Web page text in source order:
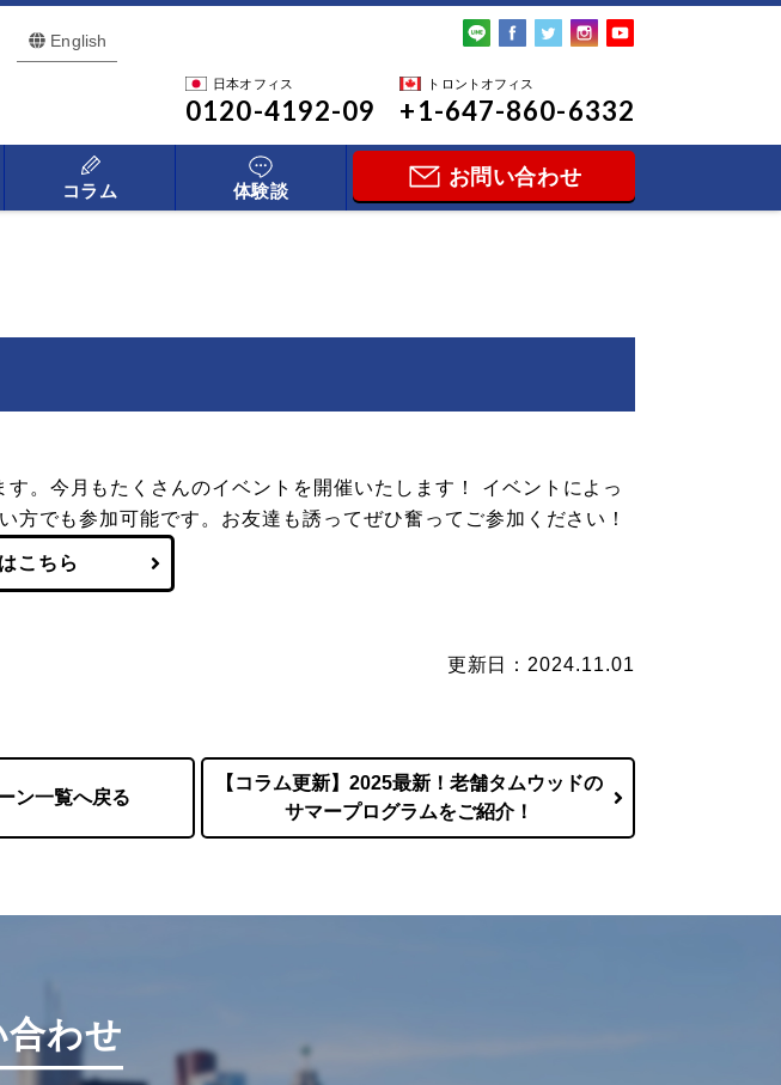
English
日本オフィス
0120-4192-09
トロントオフィス
+1-647-860-6332
コラム 体験談
お問い合わせ
。今月もたくさんのイベントを開催いたします！ イベントによっ
でも参加可能です。お友達も誘ってぜひ奮ってご参加ください！
こちら
更新日：2024.11.01
ン一覧へ戻る
【コラム更新】2025最新！老舗タムウッドの
サマープログラムをご紹介！
合わせ